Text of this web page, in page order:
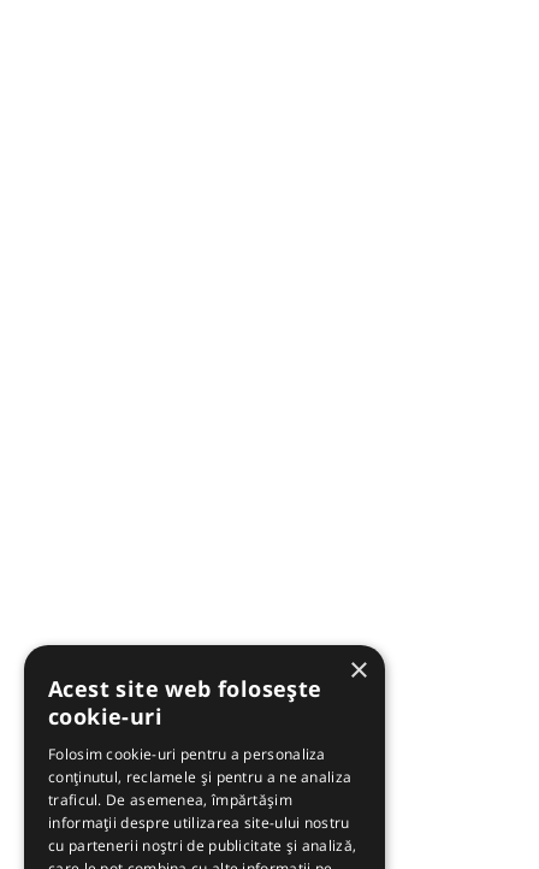
×
Acest site web folosește
cookie-uri
Folosim cookie-uri pentru a personaliza
conținutul, reclamele și pentru a ne analiza
traficul. De asemenea, împărtășim
informații despre utilizarea site-ului nostru
cu partenerii noștri de publicitate și analiză,